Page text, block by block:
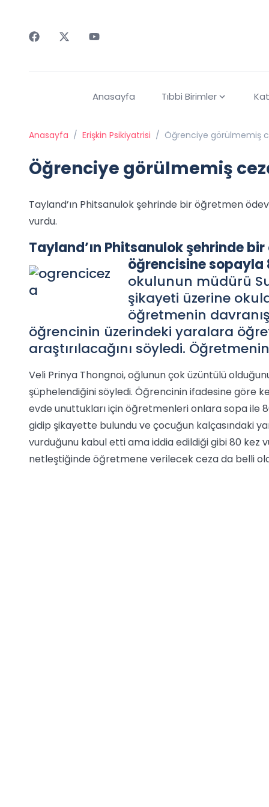
Anasayfa Tıbbi Birimler
Anasayfa / Erişkin Psikiyatrisi / Öğrenciye görülmemiş
Öğrenciye görülmemiş
Tayland’ın Phitsanulok şehrinde bir öğretmen
vurdu.
Tayland’ın Phitsanulok şehrinde
öğrencisine
okulunun müdürü
şikayeti üzerine
öğretmenin
öğrencinin üzerindeki yaralara
araştırılacağını söyledi.
Veli Prinya Thongnoi, oğlunun çok üzüntülü
şüphelendiğini söyledi. Öğrencinin ifadesine göre
evde unuttukları için öğretmenleri onlara sopa ile
gidip şikayette bulundu ve çocuğun kalçasındaki
vurduğunu kabul etti ama iddia edildiği gibi 80 kez
netleştiğinde öğretmene verilecek ceza da belli